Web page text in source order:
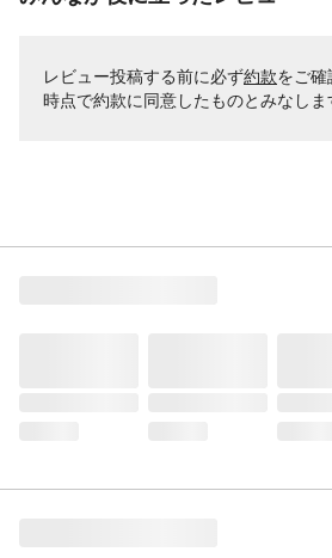
レビュー投稿する前に必ず約款をご確
時点で約款に同意したものとみなしま